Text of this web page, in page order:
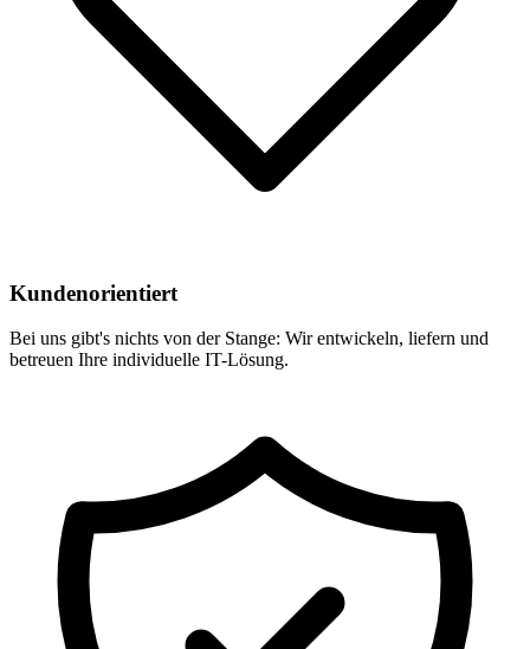
Kundenorientiert
Bei uns gibt's nichts von der Stange: Wir entwickeln, liefern und
betreuen Ihre individuelle IT-Lösung.